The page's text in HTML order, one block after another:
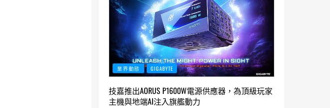
業界動態 GIGABYTE
技嘉推出AORUS P1600W電源供應器，為頂級玩家
主機與地端AI注入旗艦動力